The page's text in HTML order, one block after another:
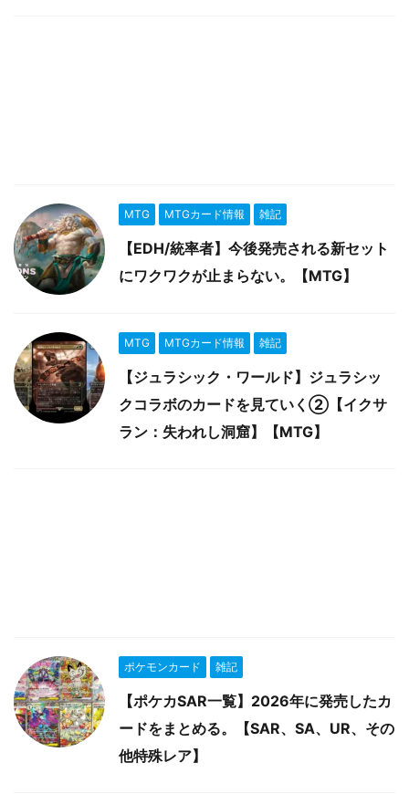
MTG MTGカード情報 雑記
【EDH/統率者】今後発売される新セット
にワクワクが止まらない。【MTG】
MTG MTGカード情報 雑記
【ジュラシック・ワールド】ジュラシッ
クコラボのカードを見ていく②【イクサ
ラン：失われし洞窟】【MTG】
ポケモンカード 雑記
【ポケカSAR一覧】2026年に発売したカ
ードをまとめる。【SAR、SA、UR、その
他特殊レア】